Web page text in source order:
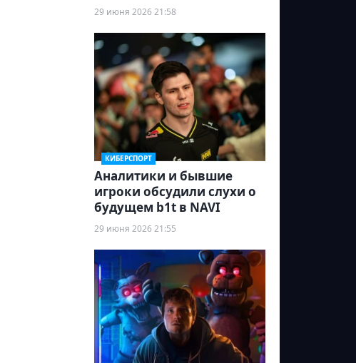
29 июня 2026 21:58
КИБЕРСПОРТ
Аналитики и бывшие
игроки обсудили слухи о
будущем b1t в NAVI
29 июня 2026 21:55